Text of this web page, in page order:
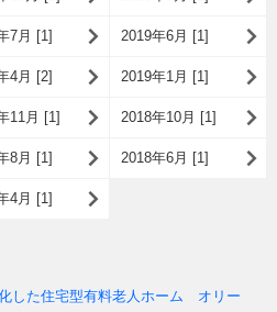
7月 [1] 2019年6月 [1]
4月 [2] 2019年1月 [1]
11月 [1] 2018年10月 [1]
8月 [1] 2018年6月 [1]
4月 [1]
した住宅型有料老人ホーム オリー